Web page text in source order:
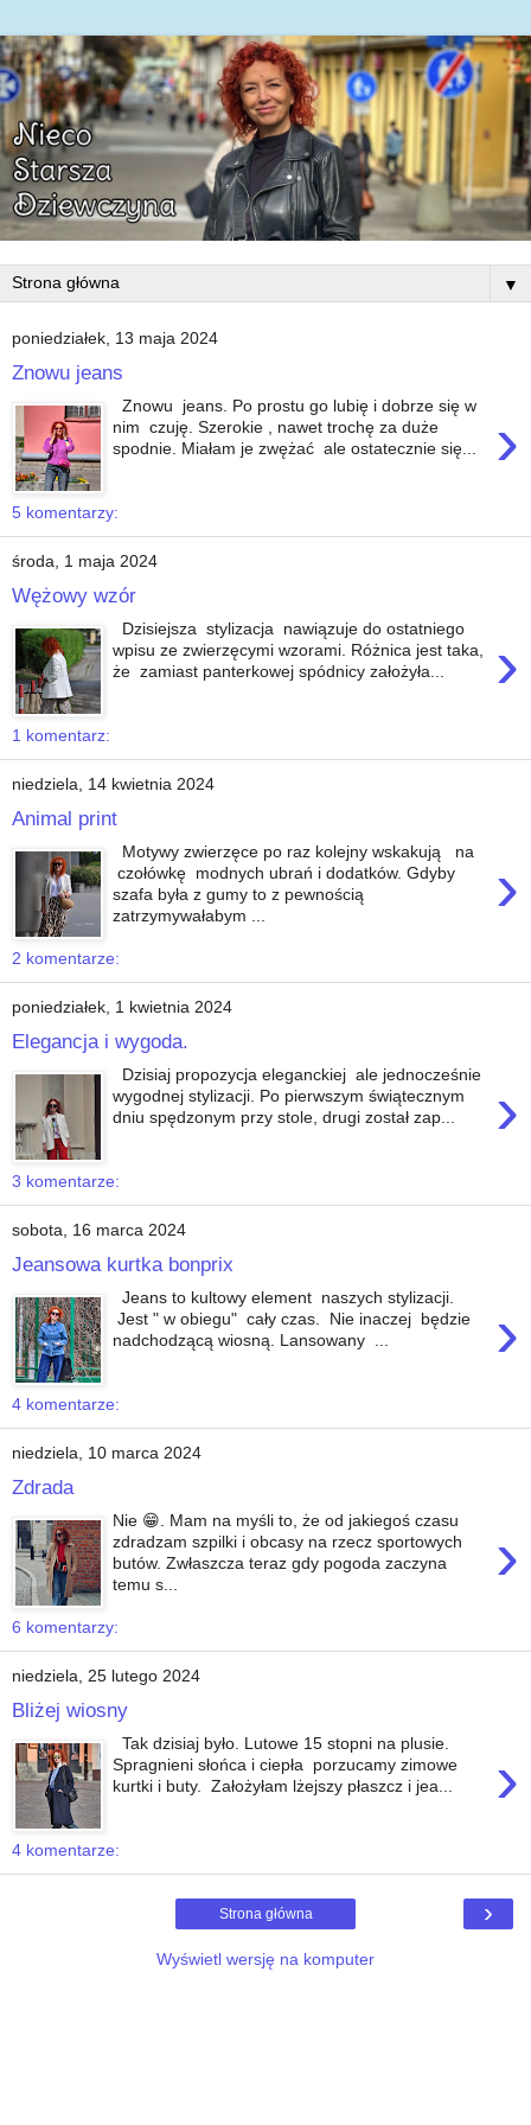
▼
poniedziałek, 13 maja 2024
Znowu jeans
›
Znowu jeans. Po prostu go lubię i dobrze się w
nim czuję. Szerokie , nawet trochę za duże
spodnie. Miałam je zwężać ale ostatecznie się...
5 komentarzy:
środa, 1 maja 2024
Wężowy wzór
›
Dzisiejsza stylizacja nawiązuje do ostatniego
wpisu ze zwierzęcymi wzorami. Różnica jest taka,
że zamiast panterkowej spódnicy założyła...
1 komentarz:
niedziela, 14 kwietnia 2024
Animal print
›
Motywy zwierzęce po raz kolejny wskakują na
czołówkę modnych ubrań i dodatków. Gdyby
szafa była z gumy to z pewnością
zatrzymywałabym ...
2 komentarze:
poniedziałek, 1 kwietnia 2024
Elegancja i wygoda.
›
Dzisiaj propozycja eleganckiej ale jednocześnie
wygodnej stylizacji. Po pierwszym świątecznym
dniu spędzonym przy stole, drugi został zap...
3 komentarze:
sobota, 16 marca 2024
Jeansowa kurtka bonprix
›
Jeans to kultowy element naszych stylizacji.
Jest " w obiegu" cały czas. Nie inaczej będzie
nadchodzącą wiosną. Lansowany ...
4 komentarze:
niedziela, 10 marca 2024
Zdrada
›
Nie 😁. Mam na myśli to, że od jakiegoś czasu
zdradzam szpilki i obcasy na rzecz sportowych
butów. Zwłaszcza teraz gdy pogoda zaczyna
temu s...
6 komentarzy:
niedziela, 25 lutego 2024
Bliżej wiosny
›
Tak dzisiaj było. Lutowe 15 stopni na plusie.
Spragnieni słońca i ciepła porzucamy zimowe
kurtki i buty. Założyłam lżejszy płaszcz i jea...
4 komentarze:
›
Strona główna
Wyświetl wersję na komputer